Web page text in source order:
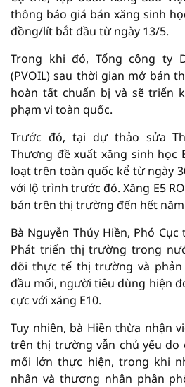
thông báo giá bán xăng sinh
đồng/lít bắt đầu từ ngày 13/5.
Trong khi đó, Tổng công ty
(PVOIL) sau thời gian mở bán
hoàn tất chuẩn bị và sẽ triển
phạm vi toàn quốc.
Trước đó, tại dự thảo sửa
Thương đề xuất xăng sinh học
loạt trên toàn quốc kể từ ngày
với lộ trình trước đó. Xăng E5
bán trên thị trường đến hết năm
Bà Nguyễn Thúy Hiền, Phó
Phát triển thị trường trong
dõi thực tế thị trường và
đầu mối, người tiêu dùng hiện
cực với xăng E10.
Tuy nhiên, bà Hiền thừa nhận
trên thị trường vẫn chủ yếu do
mối lớn thực hiện, trong khi
nhân và thương nhân phân